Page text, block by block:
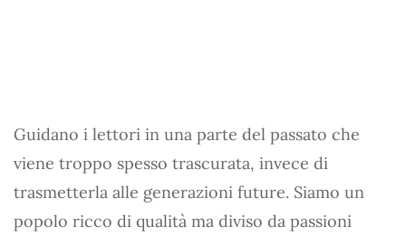
Guidano i lettori in una parte del passato che
viene troppo spesso trascurata, invece di
trasmetterla alle generazioni future. Siamo un
popolo ricco di qualità ma diviso da passioni